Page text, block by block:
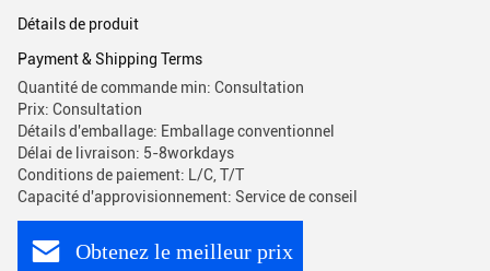
Détails de produit
Payment & Shipping Terms
Quantité de commande min: Consultation
Prix: Consultation
Détails d'emballage: Emballage conventionnel
Délai de livraison: 5-8workdays
Conditions de paiement: L/C, T/T
Capacité d'approvisionnement: Service de conseil
Obtenez le meilleur prix